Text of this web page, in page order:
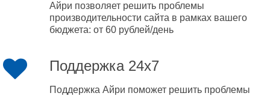
Айри позволяет решить проблемы
производительности сайта в рамках вашего
бюджета: от 60 рублей/день
Поддержка 24x7
Поддержка Айри поможет решить проблемы